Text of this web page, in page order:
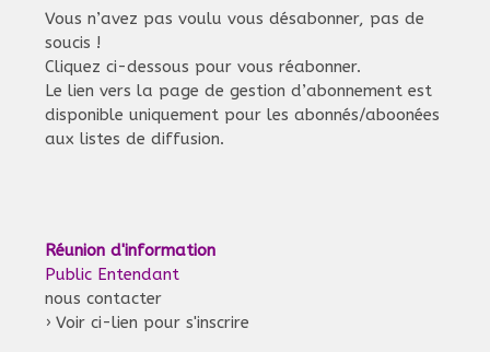
Vous n’avez pas voulu vous désabonner, pas de
soucis !
Cliquez ci-dessous pour vous réabonner.
Le lien vers la page de gestion d’abonnement est
disponible uniquement pour les abonnés/aboonées
aux listes de diffusion.
Réunion d'information
Public Entendant
nous contacter
›Voir ci-lien pour s'inscrire